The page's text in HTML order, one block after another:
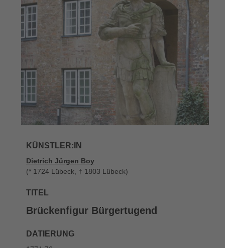
KÜNSTLER:IN
Dietrich Jürgen Boy
(* 1724 Lübeck, † 1803 Lübeck)
TITEL
Brückenfigur Bürgertugend
DATIERUNG